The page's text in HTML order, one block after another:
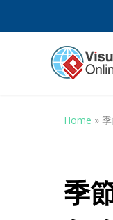
Home »
季